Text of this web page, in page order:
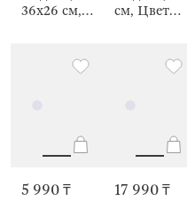
36х26 см,
см, Цветы,
5 990 ₸ 17 990 ₸